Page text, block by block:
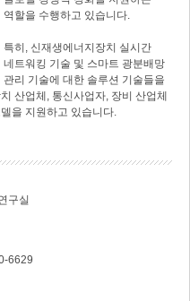
역할을 수행하고 있습니다.
특히, 신재생에너지장치 실시간
네트워킹 기술 및 스마트 광분배망
관리 기술에 대한 솔루션 기술들을
산업체, 통신사업자, 장비 산업체
을 지원하고 있습니다.
구실
6629